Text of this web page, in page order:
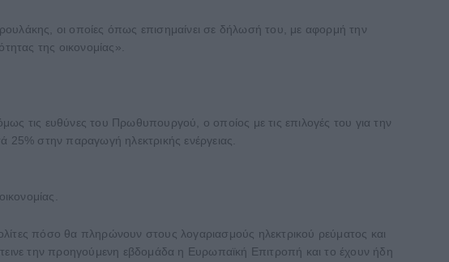
οι οποίες όπως επισημαίνει σε δήλωσή του, με αφορμή την
της οικονομίας».
τις ευθύνες του Πρωθυπουργού, ο οποίος με τις επιλογές του για την
25% στην παραγωγή ηλεκτρικής ενέργειας.
πόσο θα πληρώνουν στους λογαριασμούς ηλεκτρικού ρεύματος και
την προηγούμενη εβδομάδα η Ευρωπαϊκή Επιτροπή και το έχουν ήδη